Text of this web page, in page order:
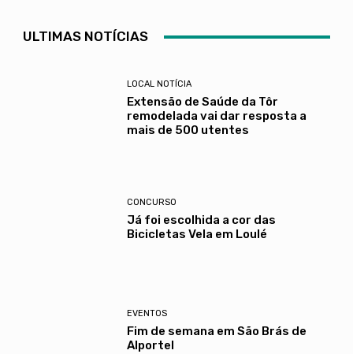
ULTIMAS NOTÍCIAS
LOCAL NOTÍCIA
Extensão de Saúde da Tôr
remodelada vai dar resposta a
mais de 500 utentes
CONCURSO
Já foi escolhida a cor das
Bicicletas Vela em Loulé
EVENTOS
Fim de semana em São Brás de
Alportel